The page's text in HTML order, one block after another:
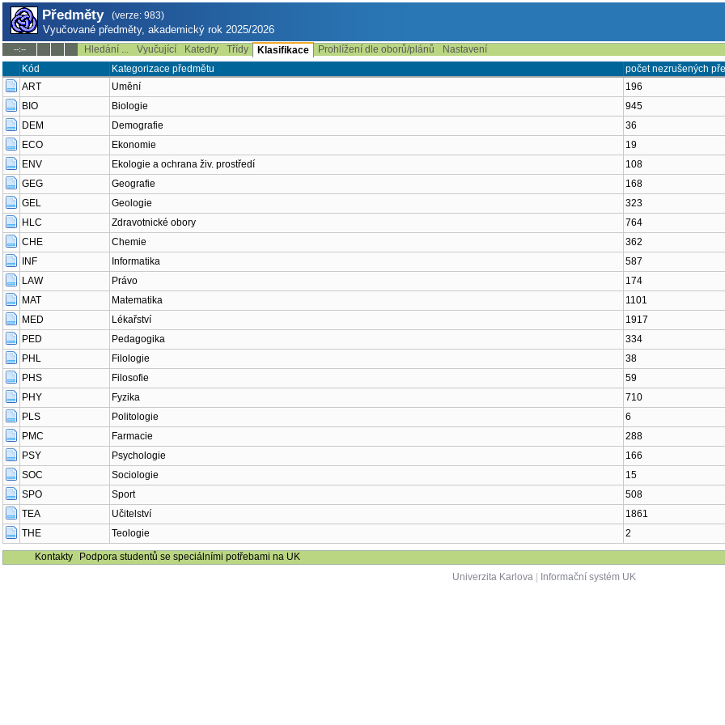
Předměty (verze: 983)
Vyučované předměty, akademický rok 2025/2026
--:-- Hledání ... Vyučující Katedry Třídy Klasifikace Prohlížení dle oborů/plánů
Nastavení
Kód
Kategorizace předmětu
počet nezrušených
ART
Umění
196
BIO
Biologie
945
DEM
Demografie
36
ECO
Ekonomie
19
ENV
Ekologie a ochrana živ. prostředí
108
GEG
Geografie
168
GEL
Geologie
323
HLC
Zdravotnické obory
764
CHE
Chemie
362
INF
Informatika
587
LAW
Právo
174
MAT
Matematika
1101
MED
Lékařství
1917
PED
Pedagogika
334
PHL
Filologie
38
PHS
Filosofie
59
PHY
Fyzika
710
PLS
Politologie
6
PMC
Farmacie
288
PSY
Psychologie
166
SOC
Sociologie
15
SPO
Sport
508
TEA
Učitelství
1861
THE
Teologie 2
Kontakty
Podpora studentů se speciálními potřebami na UK
Univerzita Karlova| Informační systém UK